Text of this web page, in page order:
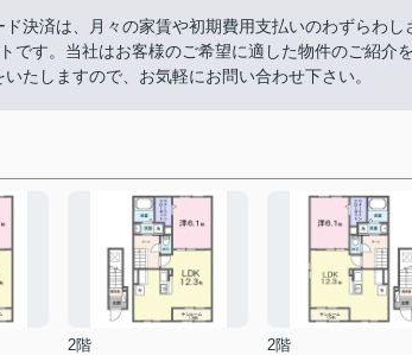
決済は、月々の家賃や初期費用支払いのわずらわし
です。当社はお客様のご希望に適した物件のご紹介
たしますので、お気軽にお問い合わせ下さい。
2階
2階